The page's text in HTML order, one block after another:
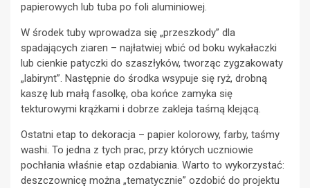
papierowych lub tuba po foli aluminiowej.
W środek tuby wprowadza się „przeszkody” dla
spadających ziaren – najłatwiej wbić od boku wykałaczki
lub cienkie patyczki do szaszłyków, tworząc zygzakowaty
„labirynt”. Następnie do środka wsypuje się ryż, drobną
kaszę lub małą fasolkę, oba końce zamyka się
tekturowymi krążkami i dobrze zakleja taśmą klejącą.
Ostatni etap to dekoracja – papier kolorowy, farby, taśmy
washi. To jedna z tych prac, przy których uczniowie
pochłania właśnie etap ozdabiania. Warto to wykorzystać:
deszczownicę można „tematycznie” ozdobić do projektu